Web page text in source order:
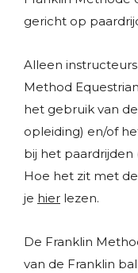
gericht op
Alleen
Method
het gebruik van
opleiding) en/of
bij het paardrijden
Hoe het zit met
je hier lezen.
De Franklin
van de Franklin